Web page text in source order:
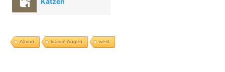
Albino krasse Augen weiß